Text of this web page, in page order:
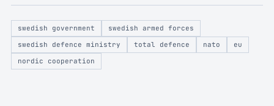
swedish government
swedish armed forces
swedish defence ministry
total defence nato
eu
nordic cooperation